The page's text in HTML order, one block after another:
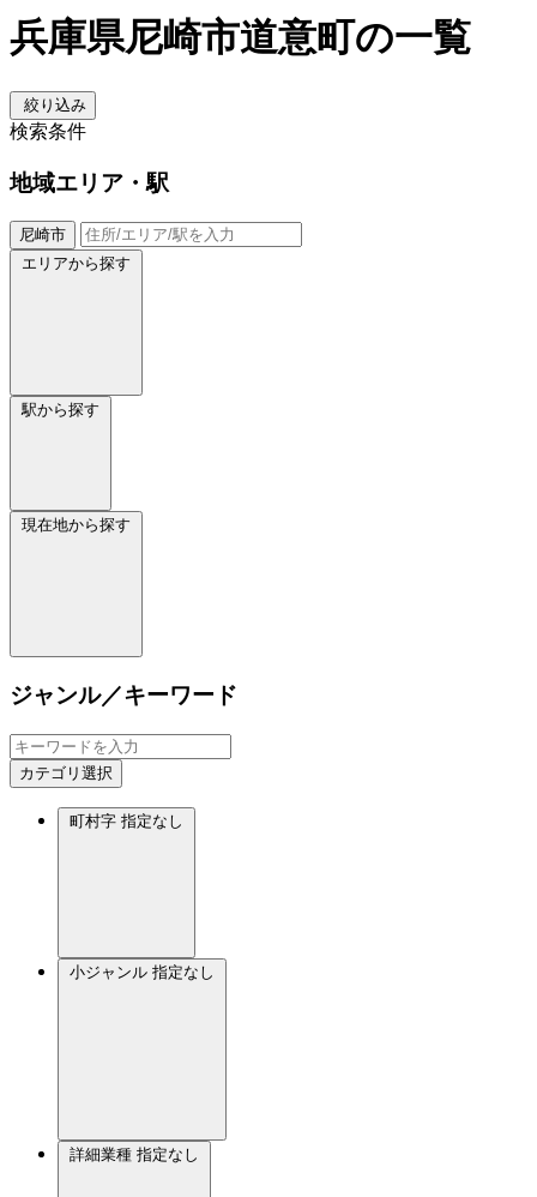
兵庫県尼崎市道意町の一覧
絞り込み
検索条件
地域エリア・駅
尼崎市
エリアから探す
駅から探す
現在地から探す
ジャンル／キーワード
カテゴリ選択
町村字 指定なし
小ジャンル 指定なし
詳細業種 指定なし